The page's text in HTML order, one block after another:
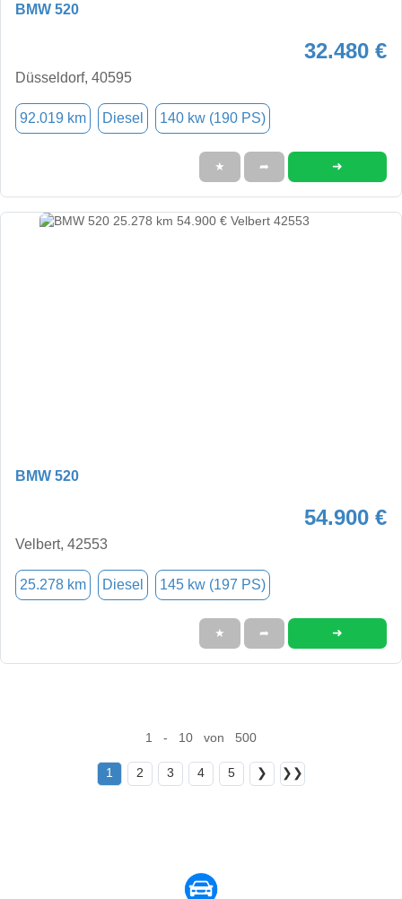
BMW 520
32.480 €
Düsseldorf, 40595
92.019 km Diesel 140 kw (190 PS)
★ ➦ ➜
BMW 520
54.900 €
Velbert, 42553
25.278 km Diesel 145 kw (197 PS)
★ ➦ ➜
1 - 10 von 500
1 2 3 4 5 ❯ ❯❯